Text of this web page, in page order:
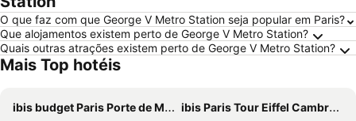
O que faz com que George V Metro Station seja popular em Paris?
Que alojamentos existem perto de George V Metro Station?
Quais outras atrações existem perto de George V Metro Station?
Mais Top hotéis
ibis budget Paris Porte de Montmartre
ibis Paris Tour Eiffel Cambronne 15ème